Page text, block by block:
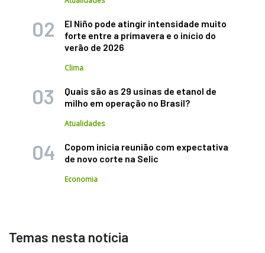
El Niño pode atingir intensidade muito
forte entre a primavera e o início do
verão de 2026
Clima
Quais são as 29 usinas de etanol de
milho em operação no Brasil?
Atualidades
Copom inicia reunião com expectativa
de novo corte na Selic
Economia
Temas nesta notícia